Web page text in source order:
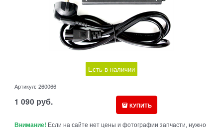
Есть в наличии
Артикул: 260066
1 090 руб. КУПИТЬ
Внимание! Если на сайте нет цены и фотографии запчасти, нужно